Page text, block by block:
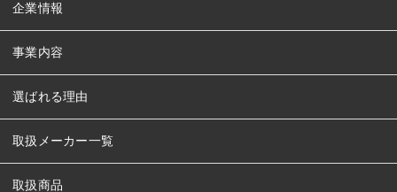
企業情報
事業内容
選ばれる理由
取扱メーカー一覧
取扱商品